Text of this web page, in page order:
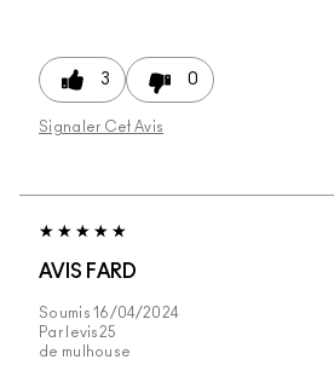
3 0
Signaler Cet Avis
AVIS FARD
Soumis16/04/2024
Par levis25
de mulhouse